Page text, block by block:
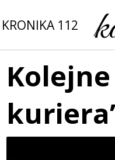
KRONIKA 112